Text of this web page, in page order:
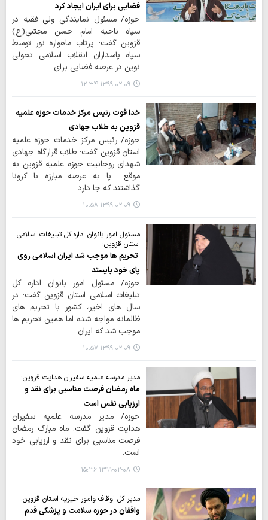
فضایی برای ایران ایجاد کرد
حوزه/ مسئول نمایندگی ولی فقیه در
سپاه ناحیه امام حسن مجتبی(ع)
قزوین گفت: پرتاب ماهواره نور توسط
سپاه پاسداران انقلاب اسلامی تحولی
نوین در عرصه فضایی برای…
۱۳۹۹-۰۲-۰۹ ۱۲:۳۴
خدا قوت رئیس مرکز خدمات حوزه علمیه
قزوین به طلاب جهادی
حوزه/ رئیس مرکز خدمات حوزه علمیه
استان قزوین گفت: طلاب قرارگاه جهادی
شهدای روحانیت حوزه علمیه قزوین به
موقع پا به عرصه مبارزه با کرونا
گذاشتند که جا دارد…
۱۳۹۹-۰۲-۰۹ ۱۰:۵۸
مسئول امور بانوان اداره کل تبلیغات اسلامی
استان قزوین:
تحریم ها موجب شد ایران اسلامی روی
پای خود بایستد
حوزه/ ‌مسئول امور بانوان اداره کل
تبلیغات اسلامی استان قزوین گفت: در
سال های اخیر، کشور با تحریم های
ظالمانه مواجه شده اما همین تحریم ها
موجب شد که ایران…
۱۳۹۹-۰۲-۰۹ ۱۰:۵۷
مدیر مدرسه علمیه سفیران هدایت قزوین:
ماه رمضان فرصت مناسبی برای نقد و
ارزیابی نفس است
حوزه/ مدیر مدرسه علمیه سفیران
هدایت قزوین گفت: ماه مبارک رمضان
فرصت مناسبی برای نقد و ارزیابی خود
است.
۱۳۹۹-۰۲-۰۸ ۱۵:۳۶
مدیر کل اوقاف وامور خیریه استان قزوین:
واقفان در حوزه سلامت و پزشکی قدم